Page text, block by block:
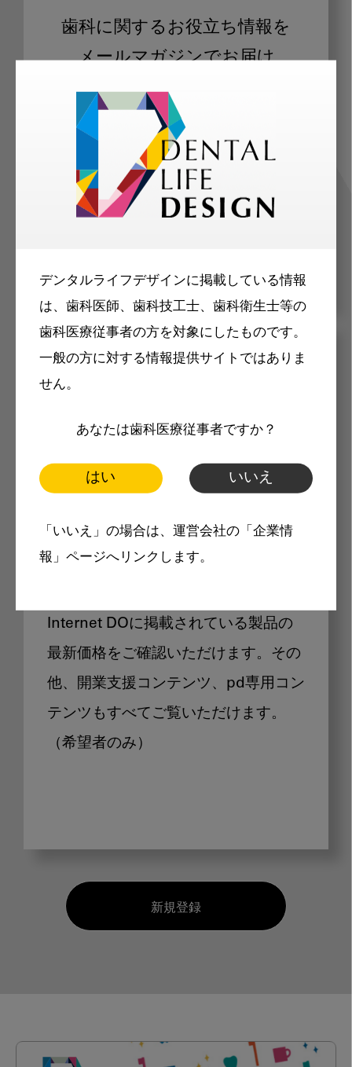
デンタルライフデザインに掲載している情報
は、歯科医師、歯科技工士、歯科衛生士等の
歯科医療従事者の方を対象にしたものです。
一般の方に対する情報提供サイトではありま
せん。
あなたは歯科医療従事者ですか？
はい いいえ
「いいえ」の場合は、運営会社の「企業情
報」ページへリンクします。
歯科に関するお役立ち情報を
メールマガジンでお届け
ご登録いただいた職種（歯科医師、歯
科衛生士、歯科技工士）に合わせた内
容のメールマガジンをお届けします。
メリット
製品価格も閲覧可能
Internet DOに掲載されている製品の
最新価格をご確認いただけます。その
他、開業支援コンテンツ、pd専用コン
テンツもすべてご覧いただけます。
（希望者のみ）
新規登録